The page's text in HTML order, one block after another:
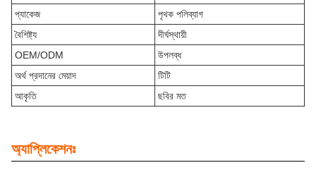
প্যাকেজ
পৃথক পলিব্যাগ
বৈশিষ্ট্য
দীর্ঘস্থায়ী
OEM/ODM
উপলব্ধ
অর্থ প্রদানের মেয়াদ
টিটি
আকৃতি
ছবির মত
অ্যাপ্লিকেশনঃ